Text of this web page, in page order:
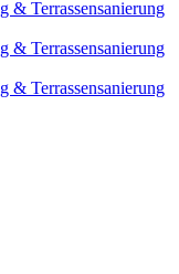
& Terrassensanierung
& Terrassensanierung
& Terrassensanierung